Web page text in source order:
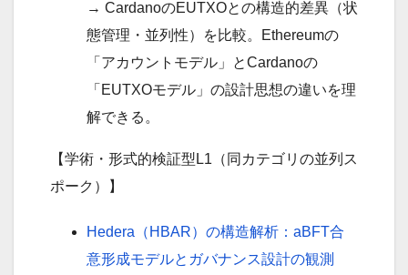
→ CardanoのEUTXOとの構造的差異（状
態管理・並列性）を比較。Ethereumの
「アカウントモデル」とCardanoの
「EUTXOモデル」の設計思想の違いを理
解できる。
【学術・形式的検証型L1（同カテゴリの並列ス
ポーク）】
Hedera（HBAR）の構造解析：aBFT合
意形成モデルとガバナンス設計の観測